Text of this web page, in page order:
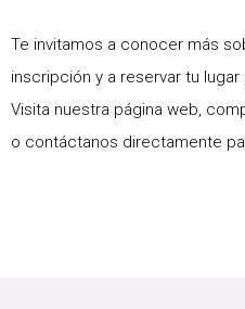
Te invitamos a conocer más
inscripción y a reservar tu
Visita nuestra página web,
o contáctanos directamente